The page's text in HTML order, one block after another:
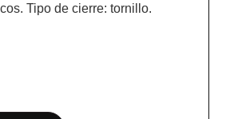
Tipo de cierre: tornillo.